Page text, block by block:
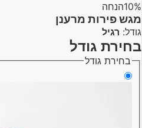
10%הנחה
מגש פירות מרענן
גודל: רגיל
בחירת גודל
בחירת גודל